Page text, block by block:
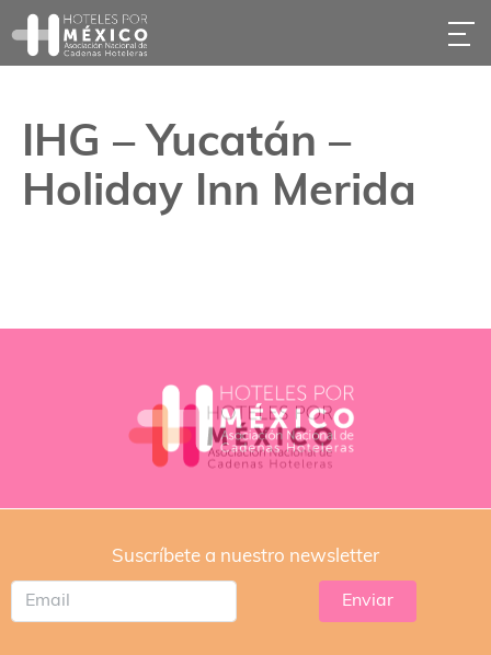
IHG – Yucatán –
Holiday Inn Merida
Suscríbete a nuestro newsletter